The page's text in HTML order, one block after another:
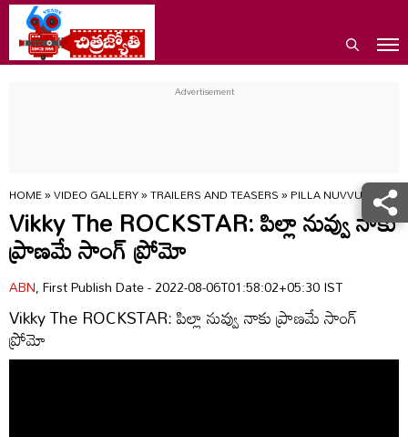
HOME»VIDEO GALLERY»TRAILERS AND TEASERS»PILLA NUVVU NAAKU
Vikky The ROCKSTAR: పిల్లా నువ్వు నాకు
ప్రాణమే సాంగ్ ప్రోమో
ABN, First Publish Date - 2022-08-06T01:58:02+05:30 IST
Vikky The ROCKSTAR: పిల్లా నువ్వు నాకు ప్రాణమే సాంగ్
ప్రోమో